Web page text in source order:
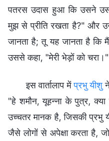
पतरस उदास हुआ कि उसने
मुझ से प्रीति रखता है?" और
जानता है; तू यह जानता है
उससे कहा, "मेरी भेड़ों को चरा।"
इस वार्तालाप मेंप्रभु यीशु
"हे शमौन, यूहन्ना के पुत्र,
उच्चतर मानक है, जिसकी प्रभु
जैसे लोगों से अपेक्षा करता है,